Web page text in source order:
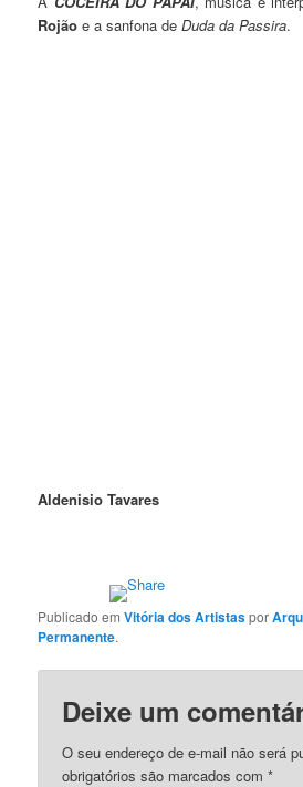
Rojão e a sanfona deDuda da Passira.
Aldenisio Tavares
Publicado emVitória dos Artistaspor
Permanente.
Deixe um
O seu endereço de e-mail não será
obrigatórios são marcados com*